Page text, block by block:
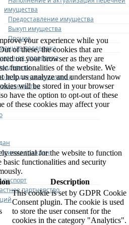
имущества
Предоставление имущества
Выкуп имущества
Прочие
поддержка
поддержка
и поддержке малого и
граждан
партнерство
your experience while you
of these, the cookies that are
on your browser as they are
functionalities of the website. We
help us analyze and understand how
will be stored in your browser
have the option to opt-out of these
of these cookies may affect your
essential for the website to function
basic functionalities and security
Description
This cookie is set by GDPR Cookie
Consent plugin. The cookie is used
to store the user consent for the
cookies in the category "Analytics".